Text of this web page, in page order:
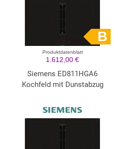
B
Produktdatenblatt
1.612,00 €
Siemens ED811HGA6
Kochfeld mit Dunstabzug